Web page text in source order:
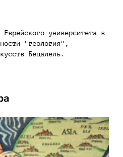
университета в
"геология",
Бецалель.